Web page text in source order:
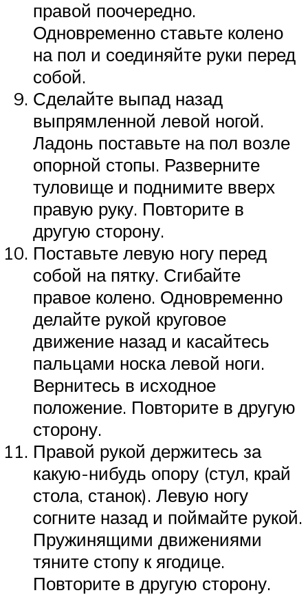
правой поочередно.
Одновременно ставьте колено
на пол и соединяйте руки перед
собой.
Сделайте выпад назад
выпрямленной левой ногой.
Ладонь поставьте на пол возле
опорной стопы. Разверните
туловище и поднимите вверх
правую руку. Повторите в
другую сторону.
Поставьте левую ногу перед
собой на пятку. Сгибайте
правое колено. Одновременно
делайте рукой круговое
движение назад и касайтесь
пальцами носка левой ноги.
Вернитесь в исходное
положение. Повторите в другую
сторону.
Правой рукой держитесь за
какую-нибудь опору (стул, край
стола, станок). Левую ногу
согните назад и поймайте рукой.
Пружинящими движениями
тяните стопу к ягодице.
Повторите в другую сторону.